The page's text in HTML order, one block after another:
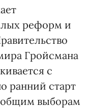
реформ и
Гройсмана
с
ранний старт
общим выборам